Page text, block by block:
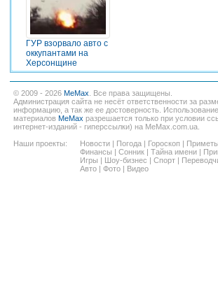
ГУР взорвало авто с
оккупантами на
Херсонщине
© 2009 - 2026 MeMax . Все права защищены.
Администрация сайта не несёт ответственности за
информацию, а так же ее достоверность. Использование
материалов MeMax разрешается только при условии
интернет-изданий - гиперссылки) на MeMax.com.ua.
Наши проекты:
Новости | Погода | Гороскоп | Приметы
Финансы | Сонник | Тайна имени |
Игры | Шоу-бизнес | Спорт |
Авто | Фото | Видео